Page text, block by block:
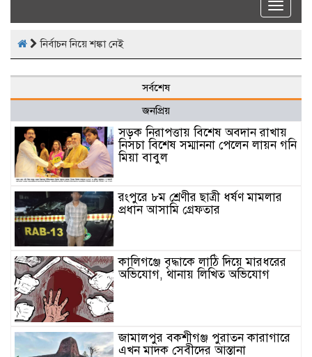
Toggle
নির্বাচন নিয়ে শঙ্কা নেই
সর্বশেষ
জনপ্রিয়
সড়ক নিরাপত্তায় বিশেষ অবদান রাখায়
নিসচা বিশেষ সম্মাননা পেলেন লায়ন গনি
মিয়া বাবুল
রংপুরে ৮ম শ্রেণীর ছাত্রী ধর্ষণ মামলার
প্রধান আসামি গ্রেফতার
কালিগঞ্জে বৃদ্ধাকে লাঠি দিয়ে মারধরের
অভিযোগ, থানায় লিখিত অভিযোগ
জামালপুর বকশীগঞ্জ পুরাতন কারাগারে
এখন মাদক সেবীদের আস্তানা